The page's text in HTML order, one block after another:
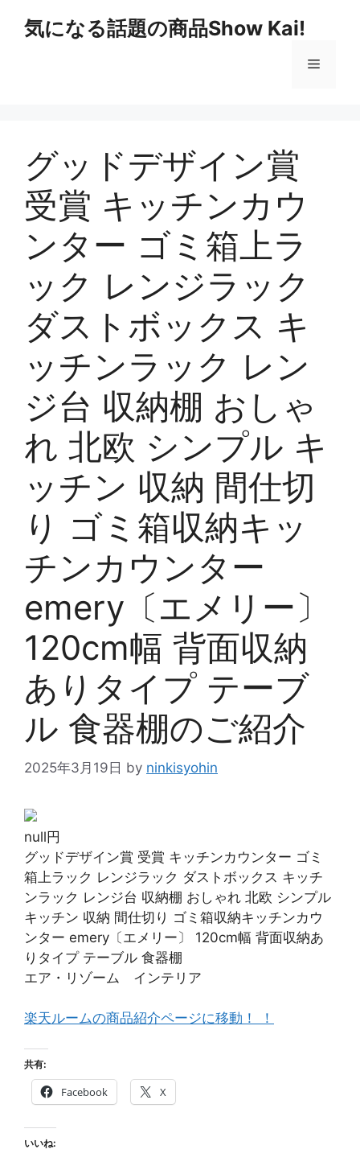
気になる話題の商品Show Kai!
メ
グッドデザイン賞
受賞 キッチンカウ
ンター ゴミ箱上ラ
ック レンジラック
ダストボックス キ
ッチンラック レン
ジ台 収納棚 おしゃ
れ 北欧 シンプル キ
ッチン 収納 間仕切
り ゴミ箱収納キッ
チンカウンター
emery〔エメリー〕
120cm幅 背面収納
ありタイプ テーブ
ル 食器棚のご紹介
2025年3月19日 by ninkisyohin
null円
グッドデザイン賞 受賞 キッチンカウンター ゴミ
箱上ラック レンジラック ダストボックス キッチ
ンラック レンジ台 収納棚 おしゃれ 北欧 シンプル
キッチン 収納 間仕切り ゴミ箱収納キッチンカウ
ンター emery〔エメリー〕 120cm幅 背面収納あ
りタイプ テーブル 食器棚
エア・リゾーム インテリア
楽天ルームの商品紹介ページに移動！ ！
共有:
Facebook X
いいね: